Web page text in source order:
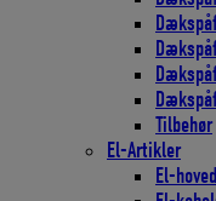
Tilbehør
El-Artikler
El-